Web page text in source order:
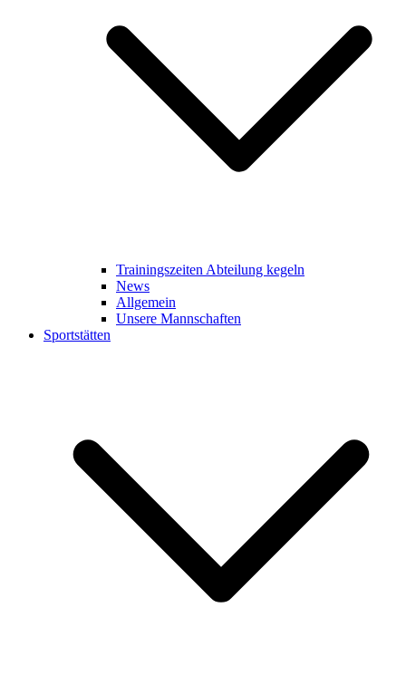
Trainingszeiten Abteilung kegeln
News
Allgemein
Unsere Mannschaften
Sportstätten